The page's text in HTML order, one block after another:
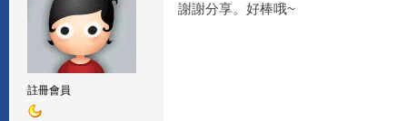
註冊會員
謝謝分享。好棒哦~